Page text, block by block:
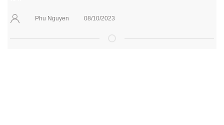
Phu Nguyen 08/10/2023